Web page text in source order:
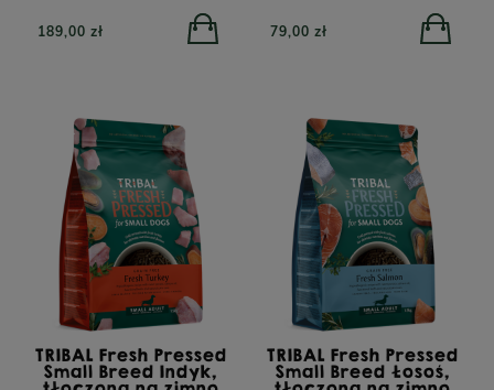
189,00 zł 79,00 zł
TRIBAL Fresh Pressed
Small Breed Indyk,
TRIBAL Fresh Pressed
Small Breed Łosoś,